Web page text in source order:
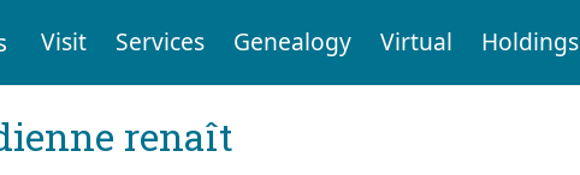
Visit Services Genealogy Virtual Holdings
renaît